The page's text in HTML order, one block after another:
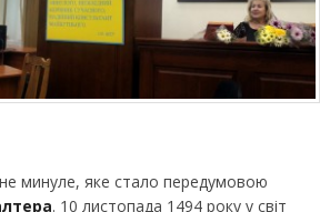
минуле, яке стало передумовою
. 10 листопада 1494 року у світ